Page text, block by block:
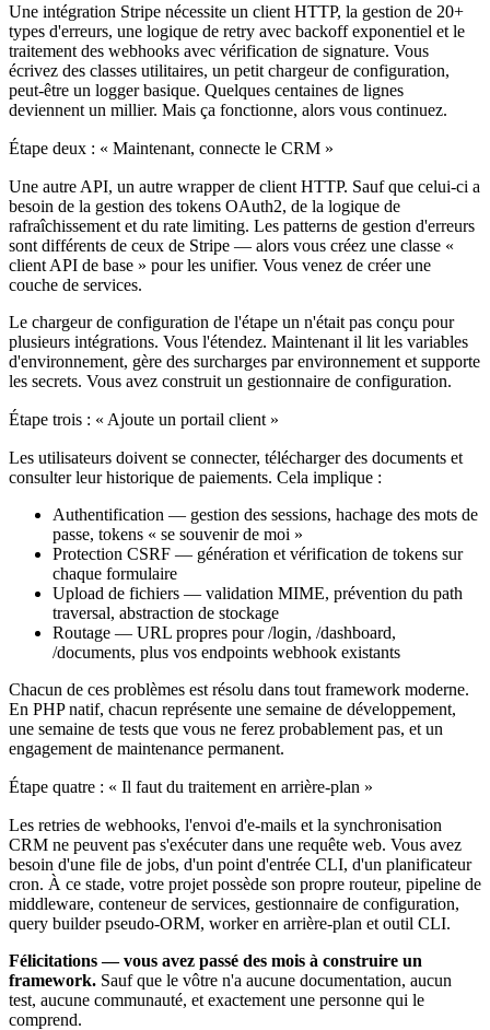
Une intégration Stripe nécessite un client HTTP, la gestion de 20+
types d'erreurs, une logique de retry avec backoff exponentiel et le
traitement des webhooks avec vérification de signature. Vous
écrivez des classes utilitaires, un petit chargeur de configuration,
peut-être un logger basique. Quelques centaines de lignes
deviennent un millier. Mais ça fonctionne, alors vous continuez.
Étape deux : « Maintenant, connecte le CRM »
Une autre API, un autre wrapper de client HTTP. Sauf que celui-ci a
besoin de la gestion des tokens OAuth2, de la logique de
rafraîchissement et du rate limiting. Les patterns de gestion d'erreurs
sont différents de ceux de Stripe — alors vous créez une classe «
client API de base » pour les unifier. Vous venez de créer une
couche de services.
Le chargeur de configuration de l'étape un n'était pas conçu pour
plusieurs intégrations. Vous l'étendez. Maintenant il lit les variables
d'environnement, gère des surcharges par environnement et supporte
les secrets. Vous avez construit un gestionnaire de configuration.
Étape trois : « Ajoute un portail client »
Les utilisateurs doivent se connecter, télécharger des documents et
consulter leur historique de paiements. Cela implique :
Authentification — gestion des sessions, hachage des mots de
passe, tokens « se souvenir de moi »
Protection CSRF — génération et vérification de tokens sur
chaque formulaire
Upload de fichiers — validation MIME, prévention du path
traversal, abstraction de stockage
Routage — URL propres pour /login, /dashboard,
/documents, plus vos endpoints webhook existants
Chacun de ces problèmes est résolu dans tout framework moderne.
En PHP natif, chacun représente une semaine de développement,
une semaine de tests que vous ne ferez probablement pas, et un
engagement de maintenance permanent.
Étape quatre : « Il faut du traitement en arrière-plan »
Les retries de webhooks, l'envoi d'e-mails et la synchronisation
CRM ne peuvent pas s'exécuter dans une requête web. Vous avez
besoin d'une file de jobs, d'un point d'entrée CLI, d'un planificateur
cron. À ce stade, votre projet possède son propre routeur, pipeline de
middleware, conteneur de services, gestionnaire de configuration,
query builder pseudo-ORM, worker en arrière-plan et outil CLI.
Félicitations — vous avez passé des mois à construire un
framework. Sauf que le vôtre n'a aucune documentation, aucun
test, aucune communauté, et exactement une personne qui le
comprend.